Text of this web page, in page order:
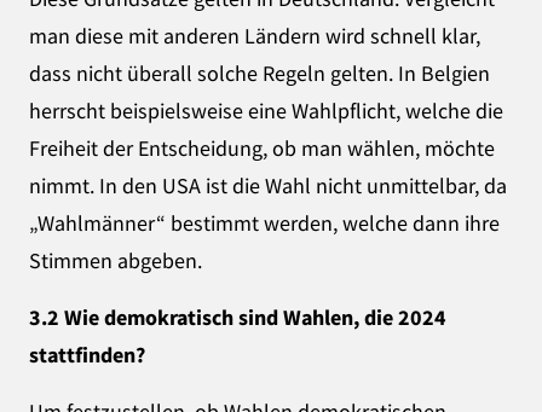
man diese mit anderen Ländern wird schnell klar,
dass nicht überall solche Regeln gelten. In Belgien
herrscht beispielsweise eine Wahlpflicht, welche die
Freiheit der Entscheidung, ob man wählen, möchte
nimmt. In den USA ist die Wahl nicht unmittelbar, da
„Wahlmänner“ bestimmt werden, welche dann ihre
Stimmen abgeben.
3.2 Wie demokratisch sind Wahlen, die 2024
stattfinden?